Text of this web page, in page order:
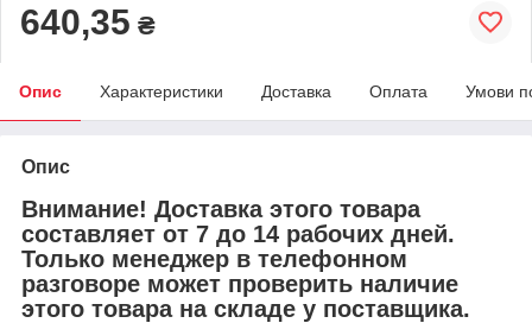
640,35 ₴
Опис Характеристики Доставка Оплата Умови
Опис
Внимание! Доставка этого товара
составляет от 7 до 14 рабочих дней.
Только менеджер в телефонном
разговоре может проверить наличие
этого товара на складе у поставщика.